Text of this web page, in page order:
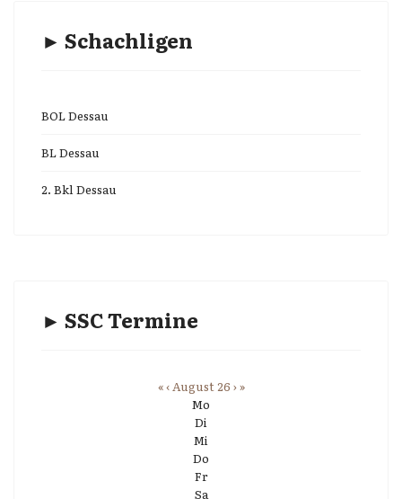
► Schachligen
BOL Dessau
BL Dessau
2. Bkl Dessau
► SSC Termine
«‹August 26 ›»
Mo
Di
Mi
Do
Fr
Sa